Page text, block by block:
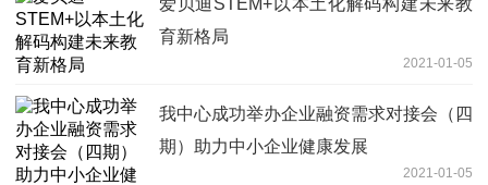
爱贝迪STEM+以本土化解码构建未来教
育新格局
2021-01-05
我中心成功举办企业融资需求对接会（四
期）助力中小企业健康发展
2021-01-05